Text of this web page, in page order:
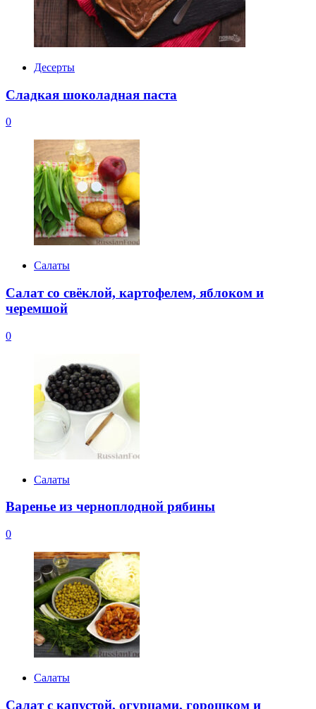
Десерты
Сладкая шоколадная паста
0
Салаты
Салат со свёклой, картофелем, яблоком и
черемшой
0
Салаты
Варенье из черноплодной рябины
0
Салаты
Салат с капустой, огурцами, горошком и